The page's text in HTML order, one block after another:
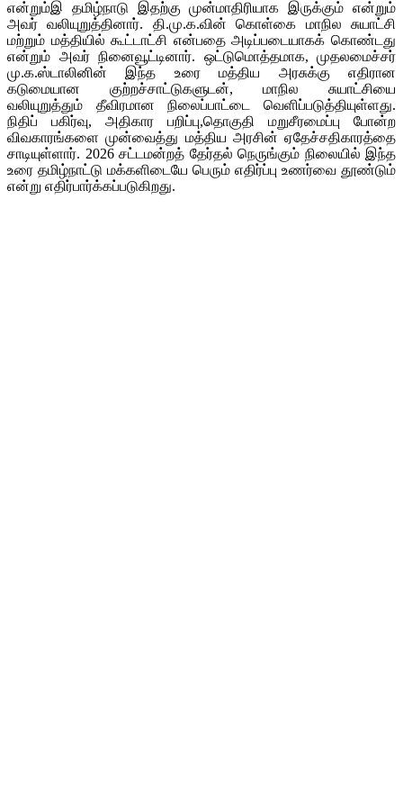
என்றும்இ தமிழ்நாடு இதற்கு முன்மாதிரியாக இருக்கும் என்றும்
அவர் வலியுறுத்தினார். தி.மு.க.வின் கொள்கை மாநில சுயாட்சி
மற்றும் மத்தியில் கூட்டாட்சி என்பதை அடிப்படையாகக் கொண்டது
என்றும் அவர் நினைவூட்டினார். ஒட்டுமொத்தமாக, முதலமைச்சர்
மு.க.ஸ்டாலினின் இந்த உரை மத்திய அரசுக்கு எதிரான
கடுமையான குற்றச்சாட்டுகளுடன், மாநில சுயாட்சியை
வலியுறுத்தும் தீவிரமான நிலைப்பாட்டை வெளிப்படுத்தியுள்ளது.
நிதிப் பகிர்வு, அதிகார பறிப்பு,தொகுதி மறுசீரமைப்பு போன்ற
விவகாரங்களை முன்வைத்து மத்திய அரசின் ஏதேச்சதிகாரத்தை
சாடியுள்ளார். 2026 சட்டமன்றத் தேர்தல் நெருங்கும் நிலையில் இந்த
உரை தமிழ்நாட்டு மக்களிடையே பெரும் எதிர்ப்பு உணர்வை தூண்டும்
என்று எதிர்பார்க்கப்படுகிறது.